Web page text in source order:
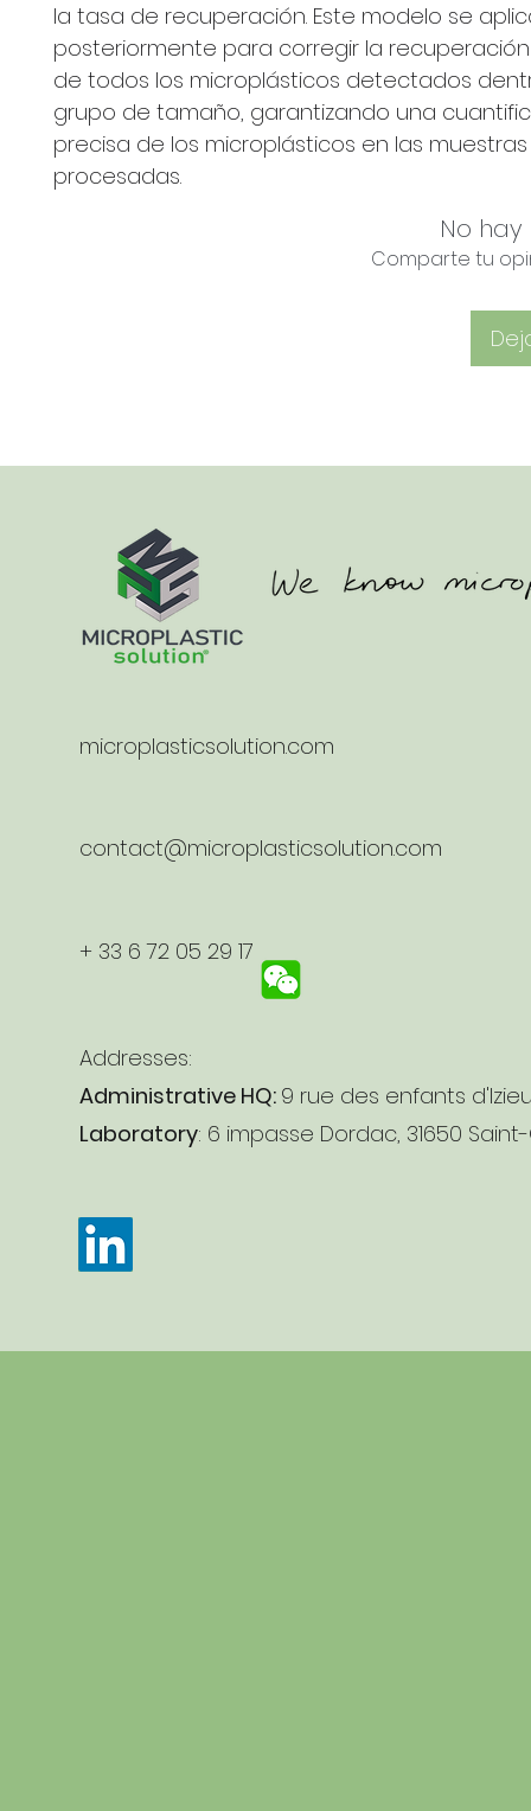
la tasa de recuperación. Este modelo se
posteriormente para corregir la
de todos los microplásticos detectados
grupo de tamaño, garantizando una
precisa de los microplásticos en las muestras
procesadas.
No
Comparte tu
microplasticsolution.com
contact@microplasticsolution.com
+ 33 6 72 05 29 17
Addresses:
Administrative HQ: 9 rue des enfants
Laboratory: 6 impasse Dordac, 31650